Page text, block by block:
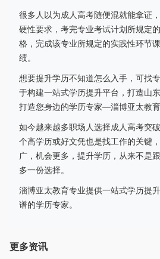
很多人以为成人高考随便混就能拿证
硬性要求，考完专业考试计划所规定
格，完成该专业所规定的实践性环节
绩。
想要提升学历不知道怎么入手，可找
于构建一站式学历提升平台，打造山
打造您身边的学历专家—淄博亚太教育
如今越来越多职场人选择成人高考突
个高学历或好文凭也是找工作的关键
广，机会更多，提升学历，从来不是
多一份选择。
淄博亚太教育专业提供一站式学历提
谱的学历专家。
更多资讯